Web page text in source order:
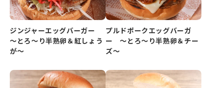
ジンジャーエッグバーガー
～とろ～り半熟卵＆紅しょう
が～
プルドポークエッグバーガ
ー ～とろ～り半熟卵＆チー
ズ～